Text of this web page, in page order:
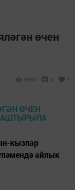
өчен
3560 0 1
кызлар
айлык